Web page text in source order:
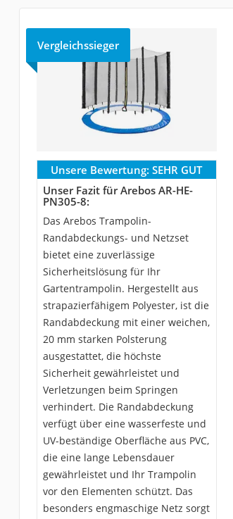
Vergleichssieger
Unsere Bewertung: SEHR GUT
Unser Fazit für Arebos AR-HE-
PN305-8:
Das Arebos Trampolin-
Randabdeckungs- und Netzset
bietet eine zuverlässige
Sicherheitslösung für Ihr
Gartentrampolin. Hergestellt aus
strapazierfähigem Polyester, ist die
Randabdeckung mit einer weichen,
20 mm starken Polsterung
ausgestattet, die höchste
Sicherheit gewährleistet und
Verletzungen beim Springen
verhindert. Die Randabdeckung
verfügt über eine wasserfeste und
UV-beständige Oberfläche aus PVC,
die eine lange Lebensdauer
gewährleistet und Ihr Trampolin
vor den Elementen schützt. Das
besonders engmaschige Netz sorgt